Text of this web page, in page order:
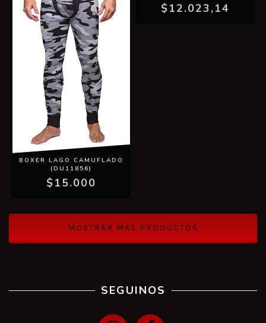
BOXER LAGO CAMUFLADO
(DU11856)
$15.000
$12.023,14
MOSTRAR MÁS PRODUCTOS
SEGUINOS